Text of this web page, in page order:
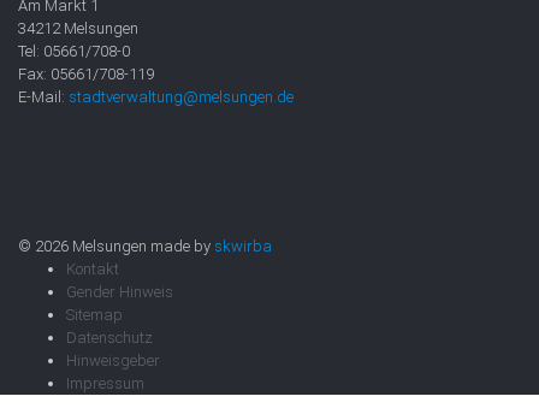
Am Markt 1
34212 Melsungen
Tel: 05661/708-0
Fax: 05661/708-119
E-Mail: stadtverwaltung@melsungen.de
© 2026 Melsungen made by skwirba
Kontakt
Gender Hinweis
Sitemap
Datenschutz
Hinweisgeber
Impressum